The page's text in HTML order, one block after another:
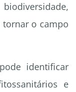
o campo
identificar
e